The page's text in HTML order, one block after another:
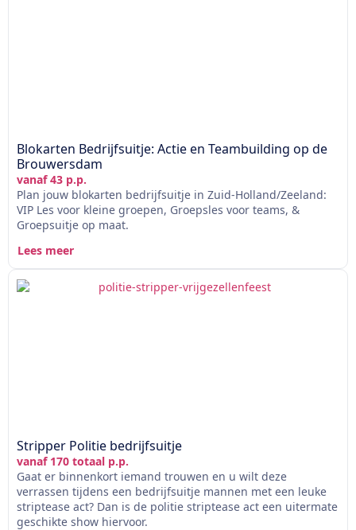
Blokarten Bedrijfsuitje: Actie en Teambuilding op de
Brouwersdam
vanaf 43 p.p.
Plan jouw blokarten bedrijfsuitje in Zuid-Holland/Zeeland:
VIP Les voor kleine groepen, Groepsles voor teams, &
Groepsuitje op maat.
Lees meer
Stripper Politie bedrijfsuitje
vanaf 170 totaal p.p.
Gaat er binnenkort iemand trouwen en u wilt deze
verrassen tijdens een bedrijfsuitje mannen met een leuke
striptease act? Dan is de politie striptease act een uitermate
geschikte show hiervoor.